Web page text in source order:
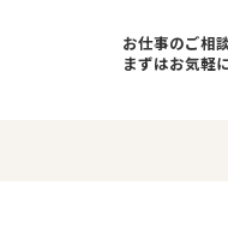
お仕事のご相
まずはお気軽